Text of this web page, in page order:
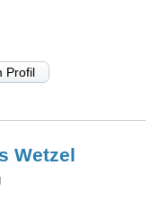
Profil
Wetzel